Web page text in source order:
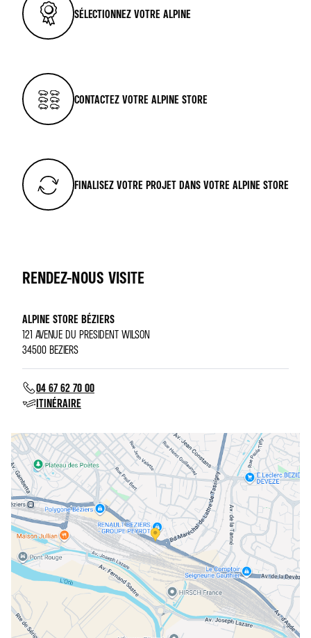
SÉLECTIONNEZ VOTRE ALPINE
CONTACTEZ VOTRE ALPINE STORE
FINALISEZ VOTRE PROJET DANS VOTRE ALPINE STORE
RENDEZ-NOUS VISITE
ALPINE STORE BÉZIERS
121 AVENUE DU PRESIDENT WILSON
34500 BEZIERS
04 67 62 70 00
ITINÉRAIRE